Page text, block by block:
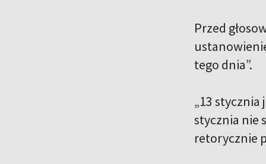
Przed
tego dnia”.
„13
stycznia nie
retorycznie